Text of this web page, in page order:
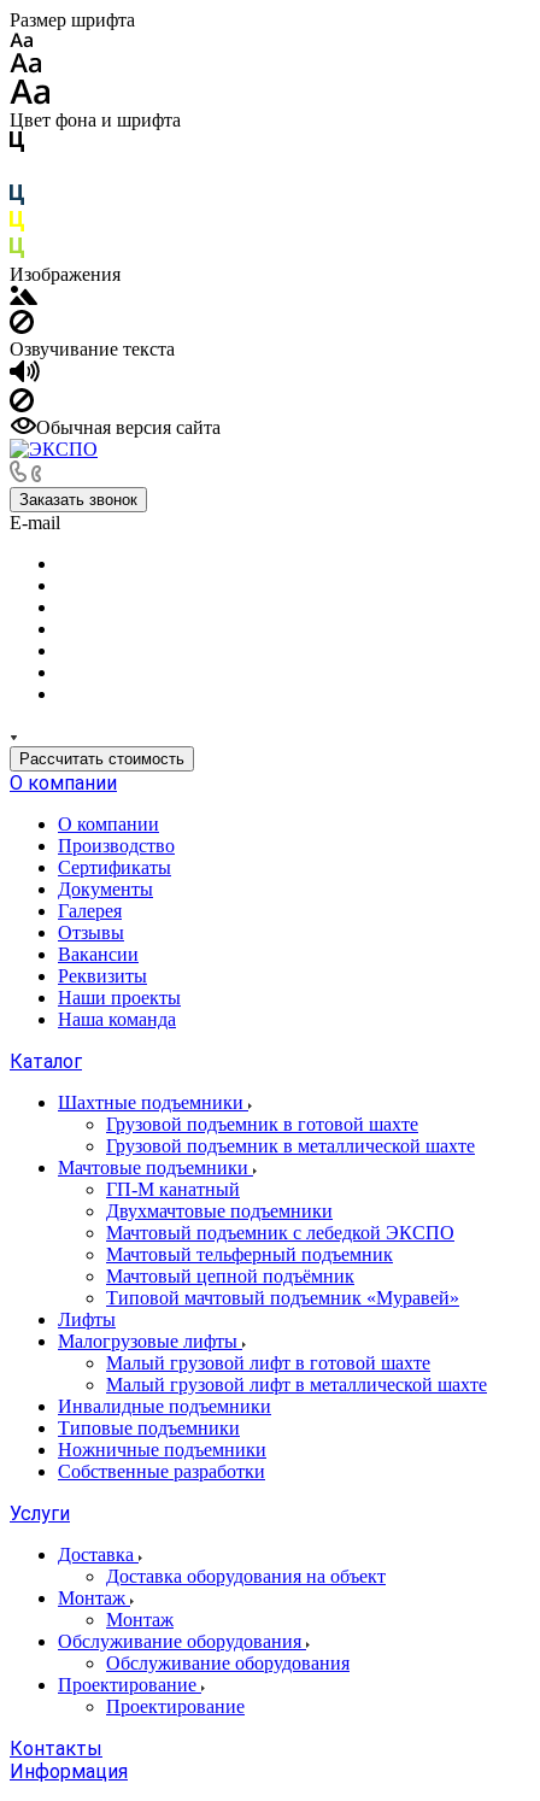
Размер шрифта
Цвет фона и шрифта
Изображения
Озвучивание текста
Обычная версия сайта
Заказать звонок
E-mail
Рассчитать стоимость
О компании
О компании
Производство
Сертификаты
Документы
Галерея
Отзывы
Вакансии
Реквизиты
Наши проекты
Наша команда
Каталог
Шахтные подъемники
Грузовой подъемник в готовой шахте
Грузовой подъемник в металлической шахте
Мачтовые подъемники
ГП-М канатный
Двухмачтовые подъемники
Мачтовый подъемник с лебедкой ЭКСПО
Мачтовый тельферный подъемник
Мачтовый цепной подъёмник
Типовой мачтовый подъемник «Муравей»
Лифты
Малогрузовые лифты
Малый грузовой лифт в готовой шахте
Малый грузовой лифт в металлической шахте
Инвалидные подъемники
Типовые подъемники
Ножничные подъемники
Собственные разработки
Услуги
Доставка
Доставка оборудования на объект
Монтаж
Монтаж
Обслуживание оборудования
Обслуживание оборудования
Проектирование
Проектирование
Контакты
Информация